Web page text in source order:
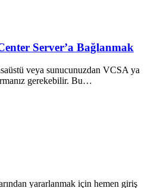
Server’a Bağlanmak
veya sunucunuzdan VCSA ya
gerekebilir. Bu…
yararlanmak için hemen giriş